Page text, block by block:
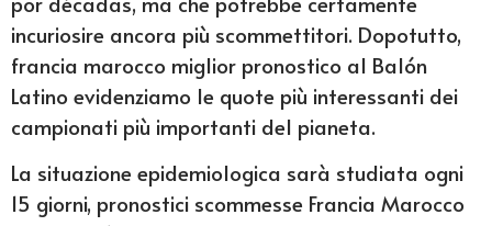
incuriosire ancora più scommettitori. Dopotutto,
francia marocco miglior pronostico al Balón
Latino evidenziamo le quote più interessanti dei
campionati più importanti del pianeta.
La situazione epidemiologica sarà studiata ogni
15 giorni, pronostici scommesse Francia Marocco